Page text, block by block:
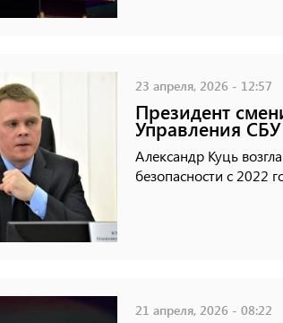
23 апреля, 2026 - 12:57
Президент
Управления
Александр Куць
безопасности с 2022
21 апреля, 2026 - 08:22